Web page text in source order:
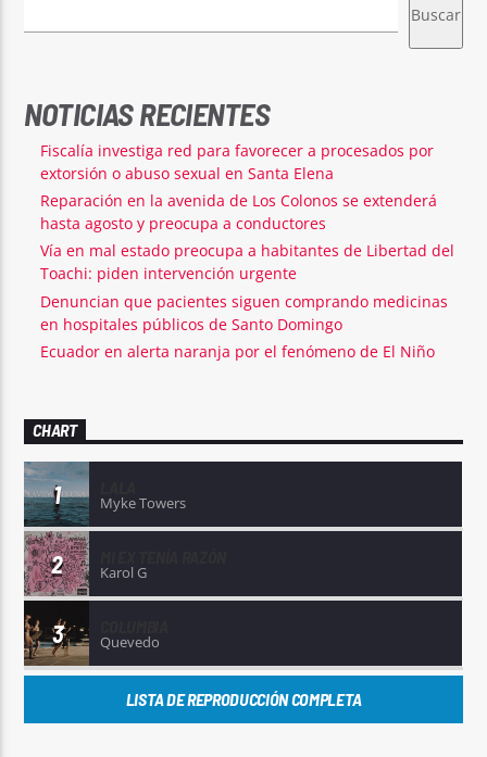
Buscar
NOTICIAS RECIENTES
Fiscalía investiga red para favorecer a procesados por
extorsión o abuso sexual en Santa Elena
Reparación en la avenida de Los Colonos se extenderá
hasta agosto y preocupa a conductores
Vía en mal estado preocupa a habitantes de Libertad del
Toachi: piden intervención urgente
Denuncian que pacientes siguen comprando medicinas
en hospitales públicos de Santo Domingo
Ecuador en alerta naranja por el fenómeno de El Niño
CHART
1 Myke Towers
2 Karol G
3 Quevedo
LISTA DE REPRODUCCIÓN COMPLETA